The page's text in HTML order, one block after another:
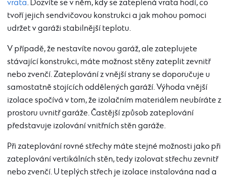
vrata. Dozvíte se v něm, kdy se zateplená vrata hodí, co
tvoří jejich sendvičovou konstrukci a jak mohou pomoci
udržet v garáži stabilnější teplotu.
V případě, že nestavíte novou garáž, ale zateplujete
stávající konstrukci, máte možnost stěny zateplit zevnitř
nebo zvenčí. Zateplování z vnější strany se doporučuje u
samostatně stojících oddělených garáží. Výhoda vnější
izolace spočívá v tom, že izolačním materiálem neubíráte z
prostoru uvnitř garáže. Častější způsob zateplování
představuje izolování vnitřních stěn garáže.
Při zateplování rovné střechy máte stejné možnosti jako při
zateplování vertikálních stěn, tedy izolovat střechu zevnitř
nebo zvenčí. U teplých střech je izolace instalována nad a